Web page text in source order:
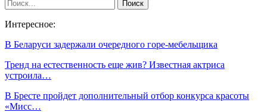
Интересное:
В Беларуси задержали очередного горе-мебельщика
Тренд на естественность еще жив? Известная актриса
устроила…
В Бресте пройдет дополнительный отбор конкурса красоты
«Мисс…